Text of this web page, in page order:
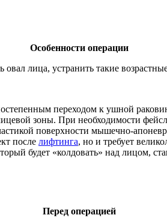
Особенности операции
лица, устранить такие
переходом к ушной
зоны. При необходимости
поверхности мышечно-
после лифтинга, но и требует
будет «колдовать» над лицом,
Перед операцией